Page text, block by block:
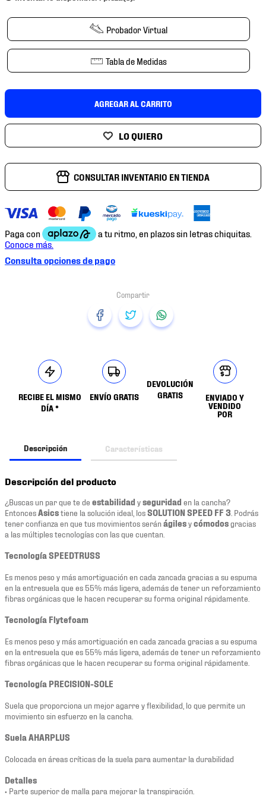
Probador Virtual
Tabla de Medidas
AGREGAR AL CARRITO
CONSULTAR INVENTARIO EN TIENDA
Consulta opciones de pago
RECIBE EL MISMO
DÍA *
ENVÍO GRATIS
DEVOLUCIÓN
GRATIS
ENVIADO Y
VENDIDO
POR
Descripción Características
Descripción del producto
¿Buscas un par que te de estabilidad yseguridad en la cancha?
EntoncesAsicstiene la solución ideal, losSOLUTION SPEED FF 3 . Podrás
tener confianza en que tus movimientos seránágilesycómodosgracias
a las múltiples tecnologías con las que cuentan.
Tecnología SPEEDTRUSS
Es menos peso y más amortiguación en cada zancada gracias a su espuma
en la entresuela que es 55% más ligera, además de tener un reforzamiento
fibras orgánicas que le hacen recuperar su forma original rápidamente.
Tecnología Flytefoam
Es menos peso y más amortiguación en cada zancada gracias a su espuma
en la entresuela que es 55% más ligera, además de tener un reforzamiento
fibras orgánicas que le hacen recuperar su forma original rápidamente.
Tecnología PRECISION-SOLE
Suela que proporciona un mejor agarre y flexibilidad, lo que permite un
movimiento sin esfuerzo en la cancha.
Suela AHARPLUS
Colocada en áreas críticas de la suela para aumentar la durabilidad
Detalles
• Parte superior de malla para mejorar la transpiración.
9.
tenis niño